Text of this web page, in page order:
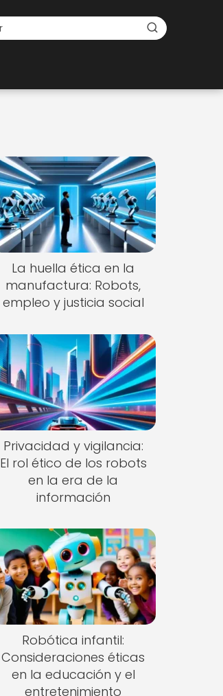
La huella ética en la
manufactura: Robots,
empleo y justicia social
Privacidad y vigilancia:
El rol ético de los robots
en la era de la
información
Robótica infantil:
Consideraciones éticas
en la educación y el
entretenimiento